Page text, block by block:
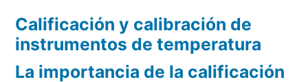
Calificación y calibración de
instrumentos de temperatura
La importancia de la calificación